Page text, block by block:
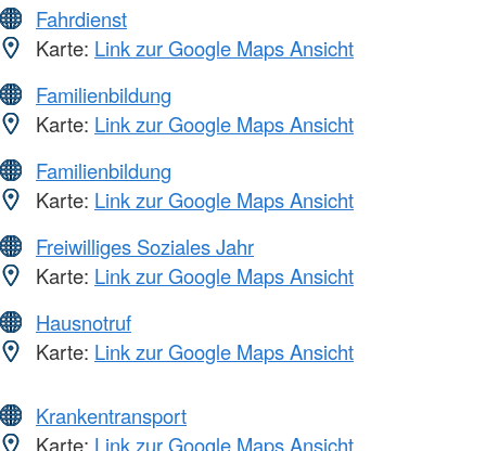
Fahrdienst
Karte: Link zur Google Maps Ansicht
Familienbildung
Karte: Link zur Google Maps Ansicht
Familienbildung
Karte: Link zur Google Maps Ansicht
Freiwilliges Soziales Jahr
Karte: Link zur Google Maps Ansicht
Hausnotruf
Karte: Link zur Google Maps Ansicht
Krankentransport
Karte: Link zur Google Maps Ansicht